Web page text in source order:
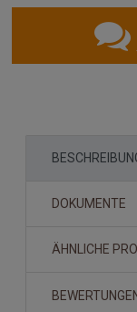
DOKUMENTE
ÄHNLICHE